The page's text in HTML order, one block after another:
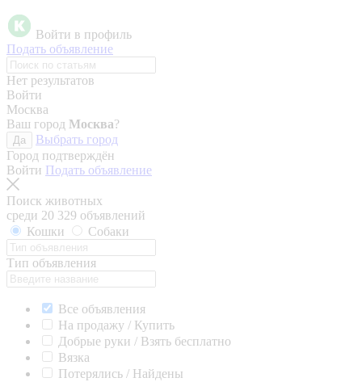
Войти в профиль
Подать объявление
Нет результатов
Войти
Москва
Ваш город Москва?
Да
Выбрать город
Город подтверждён
Войти Подать объявление
Поиск животных
среди 20 329 объявлений
Кошки
Собаки
Тип объявления
Все объявления
На продажу / Купить
Добрые руки / Взять бесплатно
Вязка
Потерялись / Найдены